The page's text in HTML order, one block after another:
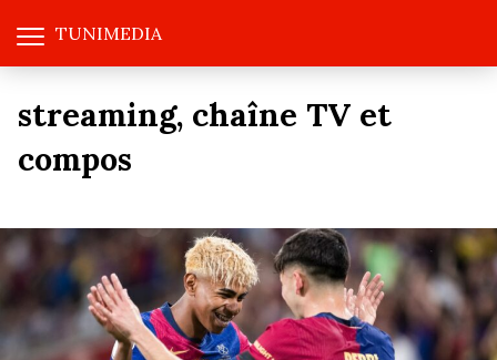
TUNIMEDIA
streaming, chaîne TV et
compos